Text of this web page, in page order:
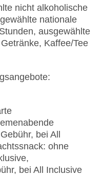
nicht alkoholische
nationale
ausgewählte
Kaffee/Tee
bei All
ohne
bei All Inclusive